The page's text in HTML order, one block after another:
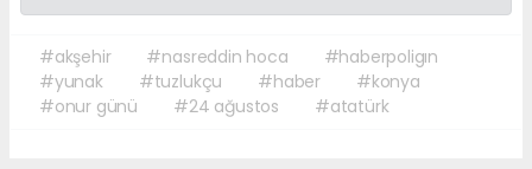
#akşehir #nasreddin hoca
#haberpoligın
#yunak
#tuzlukçu #haber
#konya
#onur günü
#24 ağustos #atatürk